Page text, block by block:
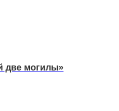
две могилы»